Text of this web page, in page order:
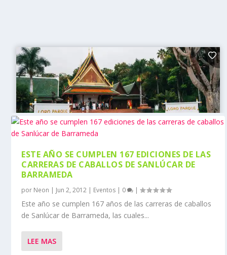
ESTE AÑO SE CUMPLEN 167 EDICIONES DE LAS
CARRERAS DE CABALLOS DE SANLÚCAR DE
BARRAMEDA
por Neon | Jun 2, 2012 | Eventos | 0 |
Este año se cumplen 167 años de las carreras de caballos
de Sanlúcar de Barrameda, las cuales...
LEE MAS